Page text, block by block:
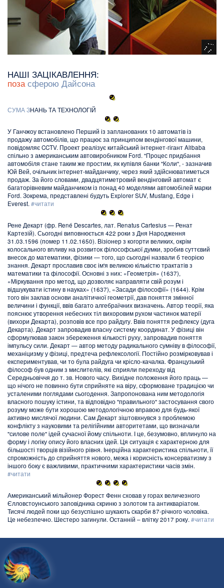
НАШІ ЗАЦІКАВЛЕННЯ:
позасферою Дайсона
СУМАЗНАНЬ ТА ТЕХНОЛОГІЙ
У Ганчжоу встановлено Перший із запланованих 10 автоматів із
продажу автомобілів, що працює за принципом вендінгової машини,
повідомляє CCTV. Проект реалізує китайський інтернет-гігант Alibaba
спільно з американським автовиробником Ford. "Процес придбання
автомобіля стане таким же простим, як купівля банки "Коли", - зазначив
Юй Вей, очільник інтернет-майданчику, через який здійснюватиметься
продаж. За його словами, двадцятиметровий вендінговий автомат є
багаторівневим майданчиком із понад 40 моделями автомобілей марки
Ford. Зокрема, представлені будуть Explorer SUV, Mustang, Edge і
Everest. #читати
Рене Декарт (фр. René Descartes, лат. Renatus Cartesius — Ренат
Картезій). Сьогодні виповнюється 422 роки з Дня Народження
31.03.1596 (помер 11.02.1650). Візіонер з когорти великих, окрім
колосального впливу на розвиток філософської думки, зробив суттєвий
внесок до математики, фізики — того, що сьогодні назвали б теорією
знання. Декарт прославив своє ім'я великою кількістю трактатів з
математики та філософії. Основні з них: «Геометрія» (1637),
«Міркування про метод, що дозволяє направляти свій розум і
відшукувати істину в науках» (1637), «Засади філософії» (1644). Крім
того він заклав основи аналітичної геометрії, дав поняття змінної
величини і функції, ввів багато алгебраїчних визначень. Автор теорії, яка
пояснює утворення небесних тіл вихоровим рухом частинок матерії
(вихори Декарта), розповів все про райдугу. Ввів поняття рефлексу (дуга
Декарта). Декарт запровадив власну систему координат. У фізиці він
сформулював закон збереження кількості руху, запровадив поняття
імпульсу сили. Декарт — автор методу радикального сумніву в філософії,
механіцизму у фізиці, предтеча рефлексології. Постійно розмірковував і
експериментував, чи то була райдуга чи крісло-качалка. Французький
філософ був одним з мислителів, які сприяли переходу від
Середньовіччя до т. зв. Нового часу. Вихідне положення його праць —
що нічого не повинно бути сприйняте на віру, сформоване традицією чи
усталеними поглядами сьогодення. Запропонована ним методологія
власного пошуку істини, та відповідно "правильного" застосування свого
розуму може бути хорошою методологічною вправою для будь-якої
активно мислячої людини. Сам Декарт зіштовхнувся з проблемою
конфлікту з науковими та релігійними авторитетами, що визначали
"силове поле" ідей сучасної йому спільноти. І це, безумовно, вплинуло на
форму і логіку опису його власних ідей. Ця ситуація є характерною для
більшості творців візійного рівня. Інерційна характеристика спільноти, її
спроможність до сприйняття нового, межа і корисність консерватизму з
іншого боку є важливими, практичними характеристики часів змін.
#читати
Американський мільйонер Форест Фенн сховав у горах величезного
Єлловстоунського заповідника скриню з золотом та антикваріатом.
Тисячі людей поки що безуспішно шукають скарби 87-річного чоловіка.
Це небезпечно. Шестеро загинули. Останній – влітку 2017 року. #читати